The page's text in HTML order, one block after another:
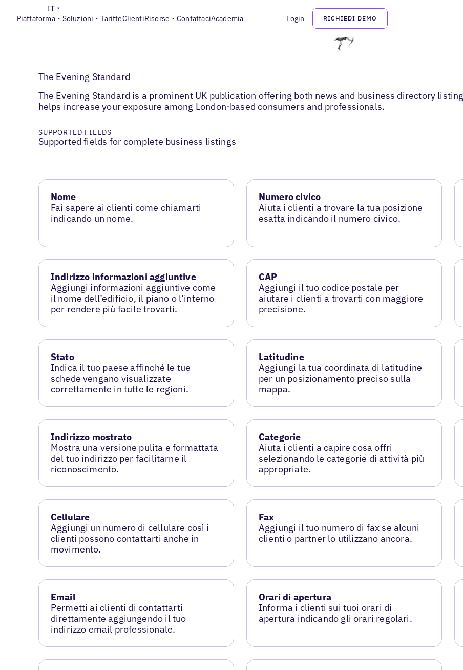
Piattaforma Soluzioni TariffeClientiRisorse ContattaciAcademia Login RICHIEDI DEMO
IT
The Evening Standard
The Evening Standard is a prominent UK publication offering both news and business directory
helps increase your exposure among London-based consumers and professionals.
SUPPORTED FIELDS
Supported fields for complete business listings
Nome
Fai sapere ai clienti come chiamarti
indicando un nome.
Numero civico
Aiuta i clienti a trovare la tua posizione
esatta indicando il numero civico.
Indirizzo informazioni aggiuntive
Aggiungi informazioni aggiuntive come
il nome dell’edificio, il piano o l’interno
per rendere più facile trovarti.
CAP
Aggiungi il tuo codice postale per
aiutare i clienti a trovarti con maggiore
precisione.
Stato
Indica il tuo paese affinché le tue
schede vengano visualizzate
correttamente in tutte le regioni.
Latitudine
Aggiungi la tua coordinata di latitudine
per un posizionamento preciso sulla
mappa.
Indirizzo mostrato
Mostra una versione pulita e formattata
del tuo indirizzo per facilitarne il
riconoscimento.
Categorie
Aiuta i clienti a capire cosa offri
selezionando le categorie di attività più
appropriate.
Cellulare
Aggiungi un numero di cellulare così i
clienti possono contattarti anche in
movimento.
Fax
Aggiungi il tuo numero di fax se alcuni
clienti o partner lo utilizzano ancora.
Email
Permetti ai clienti di contattarti
direttamente aggiungendo il tuo
indirizzo email professionale.
Orari di apertura
Informa i clienti sui tuoi orari di
apertura indicando gli orari regolari.